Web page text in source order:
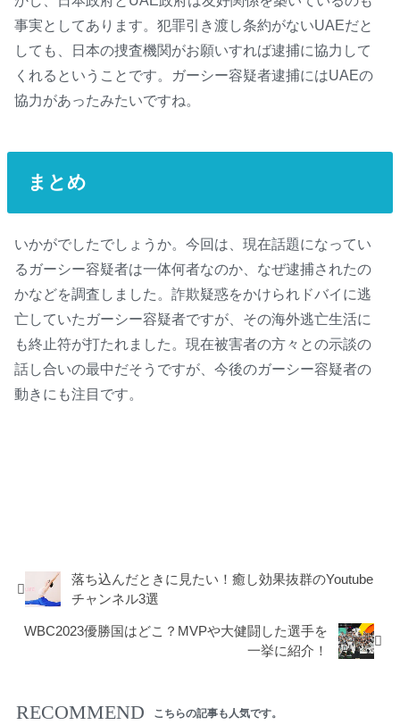
事実としてあります。犯罪引き渡し条約がないUAEだと
しても、日本の捜査機関がお願いすれば逮捕に協力して
くれるということです。ガーシー容疑者逮捕にはUAEの
協力があったみたいですね。
まとめ
いかがでしたでしょうか。今回は、現在話題になってい
るガーシー容疑者は一体何者なのか、なぜ逮捕されたの
かなどを調査しました。詐欺疑惑をかけられドバイに逃
亡していたガーシー容疑者ですが、その海外逃亡生活に
も終止符が打たれました。現在被害者の方々との示談の
話し合いの最中だそうですが、今後のガーシー容疑者の
動きにも注目です。
落ち込んだときに見たい！癒し効果抜群のYoutube
チャンネル3選
WBC2023優勝国はどこ？MVPや大健闘した選手を
一挙に紹介！
RECOMMEND こちらの記事も人気です。